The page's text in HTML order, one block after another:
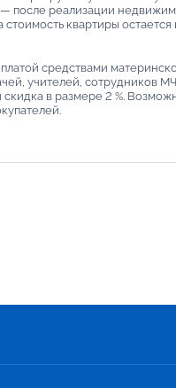
после реализации
стоимость квартиры
средствами
учителей, сотрудников
в размере 2 %.